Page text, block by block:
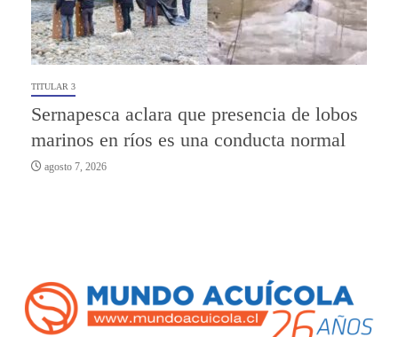
TITULAR 3
Sernapesca aclara que presencia de lobos
marinos en ríos es una conducta normal
agosto 7, 2026